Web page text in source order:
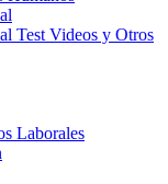
Test Videos y Otros
Laborales